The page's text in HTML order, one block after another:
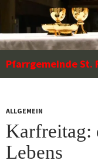
Inhalt
springen
Pfarrgemeinde St.
ALLGEMEIN
Karfreitag:
Lebens